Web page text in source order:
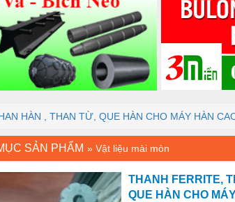
HÀN , THAN TỪ, QUE HÀN CHO MÁY HÀN
SẢN PHẨM » Vật liệu mài mòn
THANH FERRITE,
QUE HÀN CHO